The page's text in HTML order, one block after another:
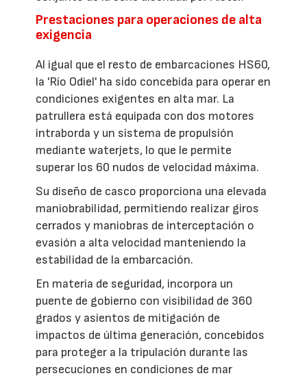
Prestaciones para operaciones de alta
exigencia
Al igual que el resto de embarcaciones HS60,
la 'Río Odiel' ha sido concebida para operar en
condiciones exigentes en alta mar. La
patrullera está equipada con dos motores
intraborda y un sistema de propulsión
mediante waterjets, lo que le permite
superar los 60 nudos de velocidad máxima.
Su diseño de casco proporciona una elevada
maniobrabilidad, permitiendo realizar giros
cerrados y maniobras de interceptación o
evasión a alta velocidad manteniendo la
estabilidad de la embarcación.
En materia de seguridad, incorpora un
puente de gobierno con visibilidad de 360
grados y asientos de mitigación de
impactos de última generación, concebidos
para proteger a la tripulación durante las
persecuciones en condiciones de mar